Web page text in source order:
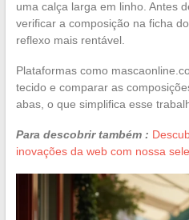
uma calça larga em linho. Antes
verificar a composição na ficha
reflexo mais rentável.
Plataformas como
tecido e comparar as
abas, o que simplifica esse
Para descobrir também :
inovações da web com nossa